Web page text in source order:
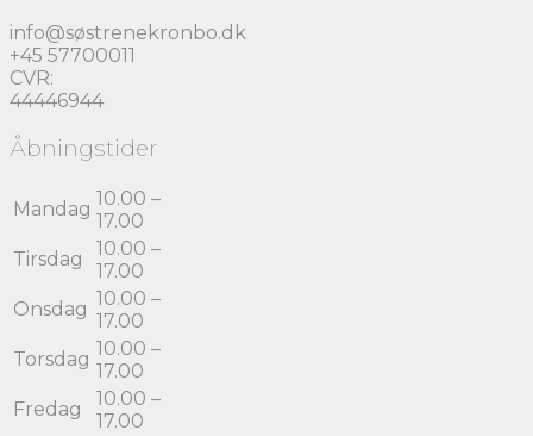
info@søstrenekronbo.dk
+45 57700011
CVR:
44446944
Åbningstider
Mandag 10.00 –
17.00
Tirsdag
10.00 –
17.00
Onsdag 10.00 –
17.00
Torsdag 10.00 –
17.00
Fredag
10.00 –
17.00